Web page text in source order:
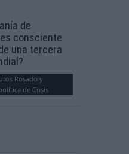
de
consciente
una tercera
Rosado y
de Crisis